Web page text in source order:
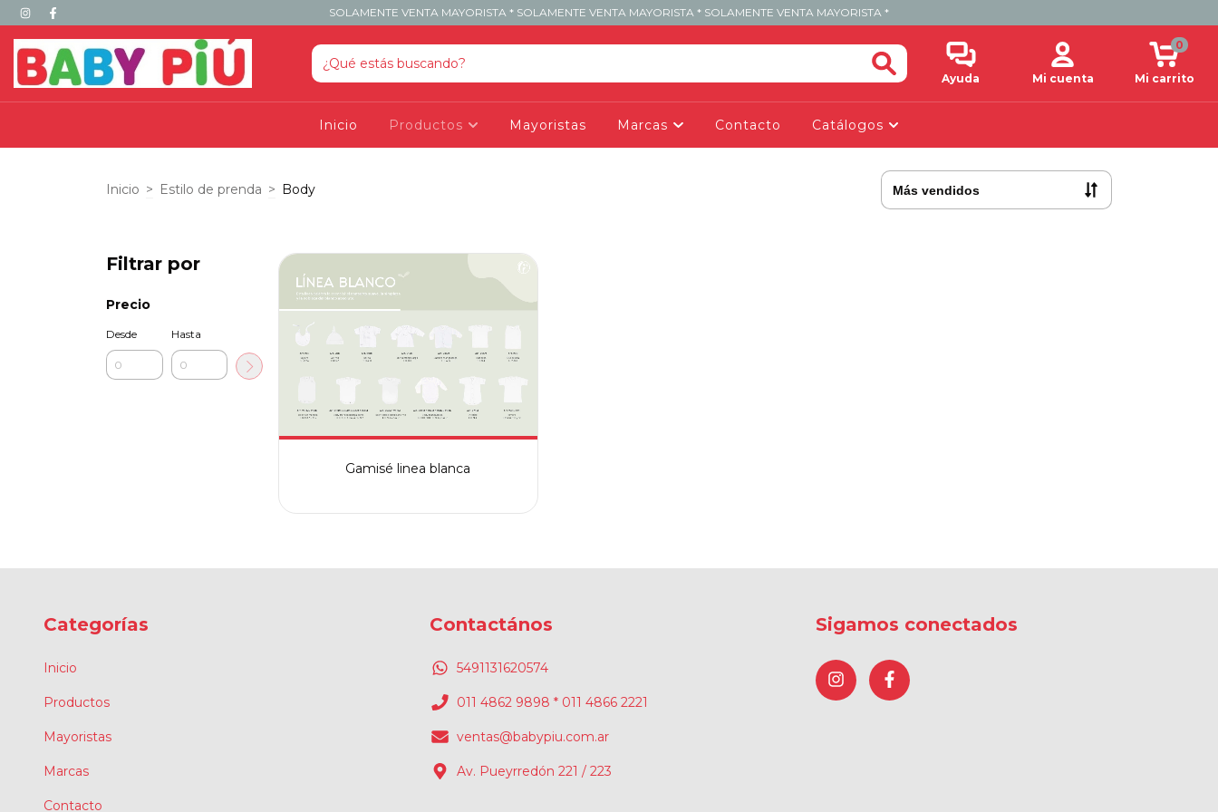
SOLAMENTE VENTA MAYORISTA * SOLAMENTE VENTA MAYORISTA * SOLAMENTE VENTA MAYORISTA *
Ayuda Mi cuenta Mi carrito
0
Inicio Productos Mayoristas Marcas Contacto Catálogos
Inicio > Estilo de prenda > Body
Filtrar por
Precio
Desde Hasta
Gamisé linea blanca
Categorías
Inicio
Productos
Mayoristas
Marcas
Contacto
Contactános
5491131620574
011 4862 9898 * 011 4866 2221
ventas@babypiu.com.ar
Av. Pueyrredón 221 / 223
Sigamos conectados